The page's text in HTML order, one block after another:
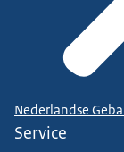
Nederlandse
Service